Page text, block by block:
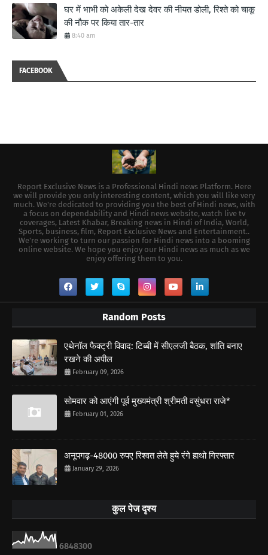
घर में भाभी को अकेली देख देवर की नीयत डोली, रिश्ते को चाकू
की नौक पर किया तार-तार
8:40 am
FACEBOOK
Report Exclusive News is a Professional Hindi news Platform. Here
we will provide you only interesting content, which you will like very
much. We're dedicated to providing you the best of Hindi news, with
a focus on dependability and Hindi news website, watch live tv
coverages, Latest Khabar, Breaking news in Hindi of India, World,
Sports, business, film, Report Exclusive News and Entertainment..
We're working to turn our passion for Hindi news into a booming
online website. We hope you enjoy our Hindi news as much as we
enjoy offering them to you.
Random Posts
एथेनॉल फैक्ट्री विवाद: टिब्बी में सीएलजी बैठक, शांति बनाए
रखने की अपील
February 09, 2026
सोमवार को आएंगी पूर्व मुख्यमंत्री श्रीमती वसुंधरा राजे*
February 01, 2026
अनूपगढ़-48000 रुपए रिश्वत लेते हुये रंगे हाथो गिरफ्तार
January 29, 2026
कुल पेज दृश्य
6848300